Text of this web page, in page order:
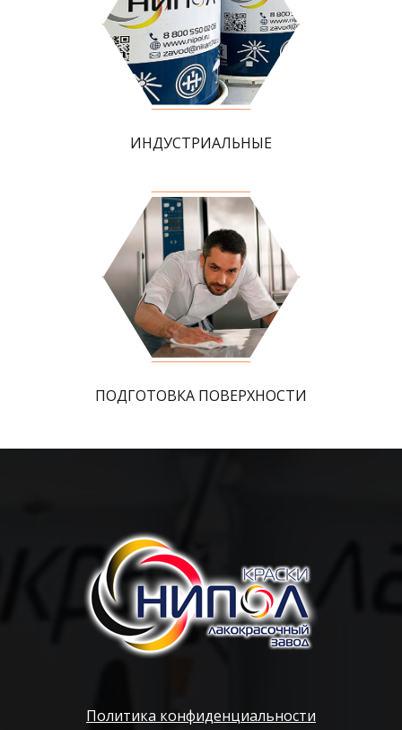
ИНДУСТРИАЛЬНЫЕ
ПОДГОТОВКА ПОВЕРХНОСТИ
Политика конфиденциальности